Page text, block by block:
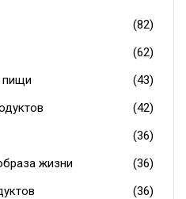
(82)
(62)
пищи
(43)
(42)
(36)
жизни
(36)
(36)